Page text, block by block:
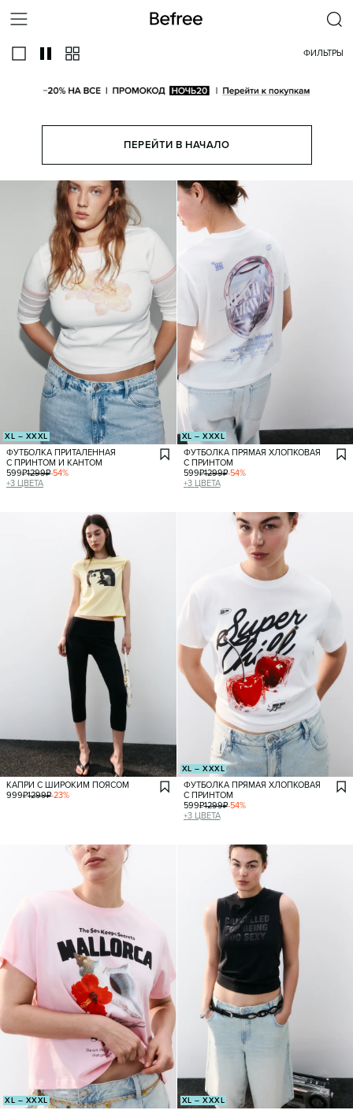
ФИЛЬТРЫ
ПЕРЕЙТИ В НАЧАЛО
XL – XXXL
ФУТБОЛКА ПРИТАЛЕННАЯ
С ПРИНТОМ И КАНТОМ
599₽1299₽-54%
+3 ЦВЕТА
XL – XXXL
ФУТБОЛКА ПРЯМАЯ ХЛОПКОВАЯ
С ПРИНТОМ
599₽1299₽-54%
+3 ЦВЕТА
КАПРИ С ШИРОКИМ ПОЯСОМ
999₽1299₽-23%
XL – XXXL
ФУТБОЛКА ПРЯМАЯ ХЛОПКОВАЯ
С ПРИНТОМ
599₽1299₽-54%
+3 ЦВЕТА
XL – XXXL XL – XXXL